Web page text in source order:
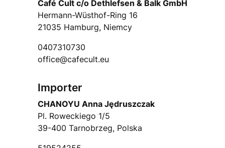
Café Cult c/o Dethlefsen & Balk GmbH
Hermann-Wüsthof-Ring 16
21035 Hamburg, Niemcy
0407310730
office@cafecult.eu
Importer
CHANOYU Anna Jędruszczak
Pl. Roweckiego 1/5
39-400 Tarnobrzeg, Polska